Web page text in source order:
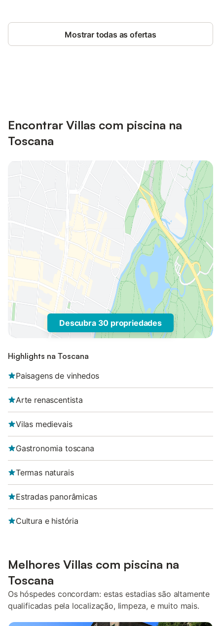
Mostrar todas as ofertas
Encontrar Villas com piscina na
Toscana
Descubra 30 propriedades
Highlights na Toscana
Paisagens de vinhedos
Arte renascentista
Vilas medievais
Gastronomia toscana
Termas naturais
Estradas panorâmicas
Cultura e história
Melhores Villas com piscina na
Toscana
Os hóspedes concordam: estas estadias são altamente
qualificadas pela localização, limpeza, e muito mais.